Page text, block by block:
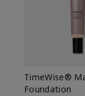
TimeWise®
Foundation